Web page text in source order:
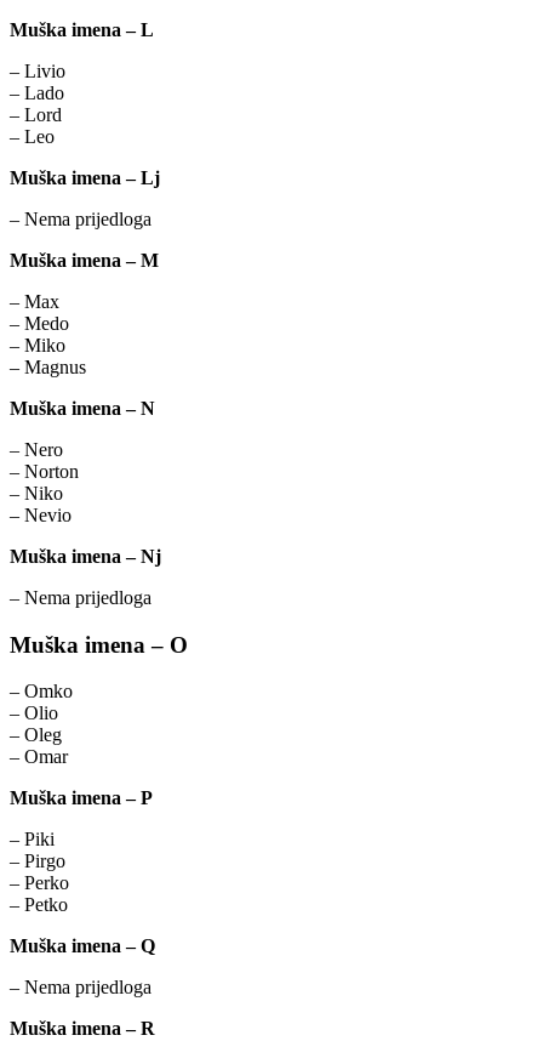
Muška imena – L
– Livio
– Lado
– Lord
– Leo
Muška imena – Lj
– Nema prijedloga
Muška imena – M
– Max
– Medo
– Miko
– Magnus
Muška imena – N
– Nero
– Norton
– Niko
– Nevio
Muška imena – Nj
– Nema prijedloga
Muška imena – O
– Omko
– Olio
– Oleg
– Omar
Muška imena – P
– Piki
– Pirgo
– Perko
– Petko
Muška imena – Q
– Nema prijedloga
Muška imena – R